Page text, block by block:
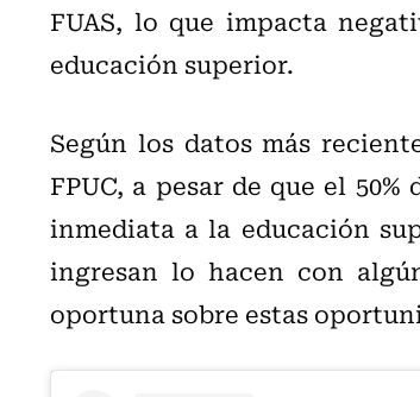
FUAS, lo que impacta
educación superior.
Según los datos más
FPUC, a pesar de que el
inmediata a la educación
ingresan lo hacen con
oportuna sobre estas